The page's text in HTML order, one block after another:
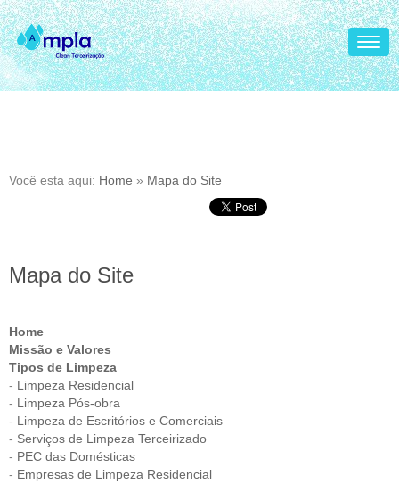
Você esta aqui: Home » Mapa do Site
Mapa do Site
Home
Missão e Valores
Tipos de Limpeza
- Limpeza Residencial
- Limpeza Pós-obra
- Limpeza de Escritórios e Comerciais
- Serviços de Limpeza Terceirizado
- PEC das Domésticas
- Empresas de Limpeza Residencial